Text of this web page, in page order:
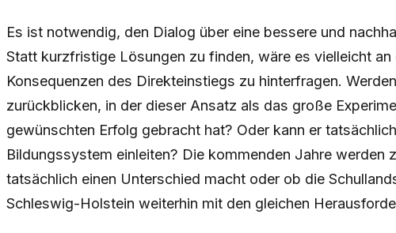
Es ist notwendig, den Dialog über eine bessere und
Statt kurzfristige Lösungen zu finden, wäre es vielleicht
Konsequenzen des Direkteinstiegs zu hinterfragen.
zurückblicken, in der dieser Ansatz als das große
gewünschten Erfolg gebracht hat? Oder kann er
Bildungssystem einleiten? Die kommenden Jahre werden
tatsächlich einen Unterschied macht oder ob die
Schleswig-Holstein weiterhin mit den gleichen